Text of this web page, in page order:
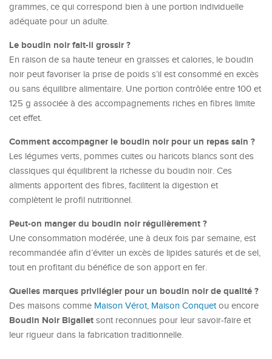
grammes, ce qui correspond bien à une portion individuelle
adéquate pour un adulte.
Le boudin noir fait-il grossir ?
En raison de sa haute teneur en graisses et calories, le boudin
noir peut favoriser la prise de poids s’il est consommé en excès
ou sans équilibre alimentaire. Une portion contrôlée entre 100 et
125 g associée à des accompagnements riches en fibres limite
cet effet.
Comment accompagner le boudin noir pour un repas sain ?
Les légumes verts, pommes cuites ou haricots blancs sont des
classiques qui équilibrent la richesse du boudin noir. Ces
aliments apportent des fibres, facilitent la digestion et
complètent le profil nutritionnel.
Peut-on manger du boudin noir régulièrement ?
Une consommation modérée, une à deux fois par semaine, est
recommandée afin d’éviter un excès de lipides saturés et de sel,
tout en profitant du bénéfice de son apport en fer.
Quelles marques privilégier pour un boudin noir de qualité ?
Des maisons comme Maison Vérot, Maison Conquetou encore
Boudin Noir Bigallet sont reconnues pour leur savoir-faire et
leur rigueur dans la fabrication traditionnelle.